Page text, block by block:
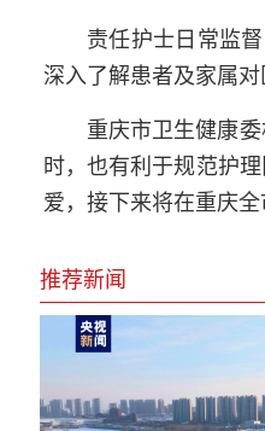
责任护士日常监
深入了解患者及家属
重庆市卫生健康
时，也有利于规范护
爱，接下来将在重庆
推荐新闻